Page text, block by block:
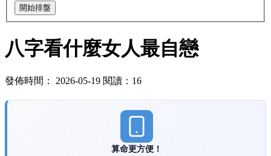
開始排盤
八字看什麼女人最自戀
發佈時間： 2026-05-19 閱讀：16
算命更方便！